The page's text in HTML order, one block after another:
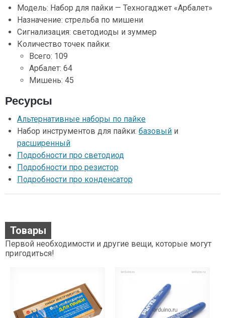
Модель: Набор для пайки — Техногаджет «Арбалет»
Назначение: стрельба по мишени
Сигнализация: светодиоды и зуммер
Количество точек пайки:
Всего: 109
Арбалет: 64
Мишень: 45
Ресурсы
Альтернативные наборы по пайке
Набор инструментов для пайки: базовый и
расширенный
Подробности про светодиод
Подробности про резистор
Подробности про конденсатор
Товары
Первой необходимости и другие вещи, которые могут
пригодиться!